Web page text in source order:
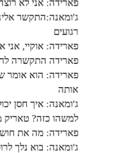
פארידה: אני לא
ג'ומאנה:התקשר
רגועים
פארידה: אוקיי, אני
פארידה התקשרה
פארידה: הוא אומר
אותה
ג'ומאנה: איך חסן
למשהו כזה? טאריק
פארידה: מה את
ג'ומאנה: בוא נלך